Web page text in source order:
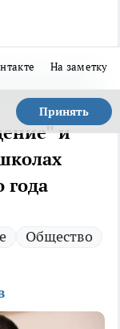
На заметку
Принять
и
года
Общество